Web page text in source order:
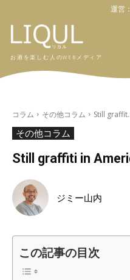
運営：
お酒を楽しむ人のWEBメディア
コラム その他コラム Still
その他コラム
Still graffiti in
ジミー山内
この記事の目次